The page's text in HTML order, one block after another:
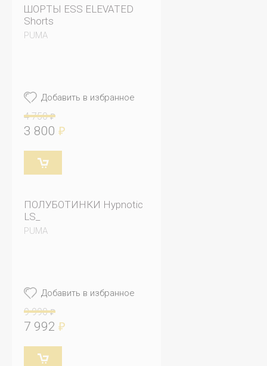
ШОРТЫ ESS ELEVATED
Shorts
PUMA
Добавить в избранное
4 750 ₽
3 800 ₽
ПОЛУБОТИНКИ Hypnotic
LS_
PUMA
Добавить в избранное
9 990 ₽
7 992 ₽